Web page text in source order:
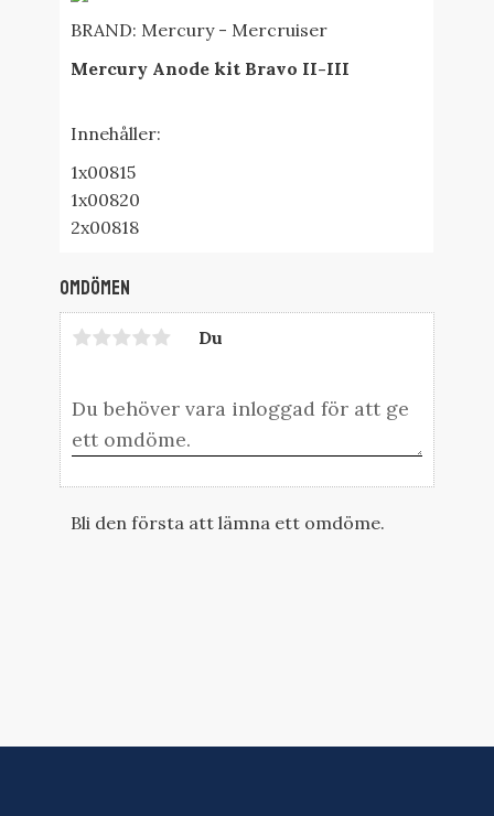
BRAND: Mercury - Mercruiser
Mercury Anode kit Bravo II-III
Innehåller:
1x00815
1x00820
2x00818
Omdömen
Du
Bli den första att lämna ett omdöme.